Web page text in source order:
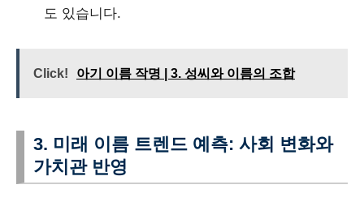
도 있습니다.
Click! 아기 이름 작명 | 3. 성씨와 이름의 조합
3. 미래 이름 트렌드 예측: 사회 변화와
가치관 반영